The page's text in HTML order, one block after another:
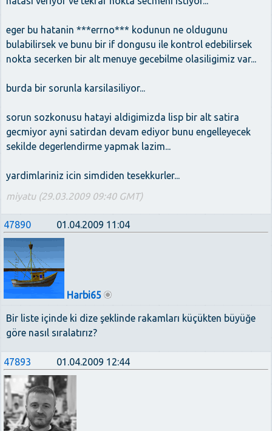
eger bu hatanin ***errno*** kodunun ne oldugunu
bulabilirsek ve bunu bir if dongusu ile kontrol edebilirsek
nokta secerken bir alt menuye gecebilme olasiligimiz var...
burda bir sorunla karsilasiliyor...
sorun sozkonusu hatayi aldigimizda lisp bir alt satira
gecmiyor ayni satirdan devam ediyor bunu engelleyecek
sekilde degerlendirme yapmak lazim...
yardimlariniz icin simdiden tesekkurler...
miyatu (29.03.2009 09:40 GMT)
47890 01.04.2009 11:04
Harbi65
Bir liste içinde ki dize şeklinde rakamları küçükten büyüğe
göre nasıl sıralatırız?
47893 01.04.2009 12:44